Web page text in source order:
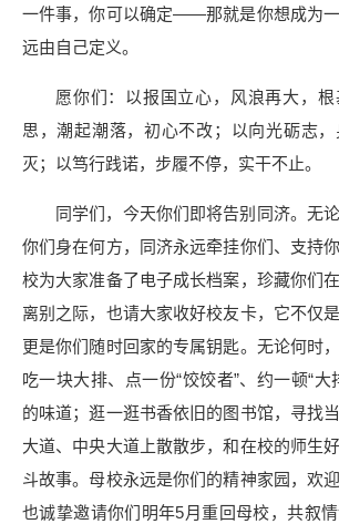
一件事，你可以确定——那就是你想成为
远由自己定义。
愿你们：以报国立心，风浪再大，
思，潮起潮落，初心不改；以向光砺志
灭；以笃行践诺，步履不停，实干不止。
同学们，今天你们即将告别同济。无
你们身在何方，同济永远牵挂你们、支持
校为大家准备了电子成长档案，珍藏你们
离别之际，也请大家收好校友卡，它不仅
更是你们随时回家的专属钥匙。无论何时
吃一块大排、点一份“饺饺者”、约一顿“大
的味道；逛一逛书香依旧的图书馆，寻找
大道、中央大道上散散步，和在校的师生
斗故事。母校永远是你们的精神家园，欢
也诚挚邀请你们明年5月重回母校，共叙